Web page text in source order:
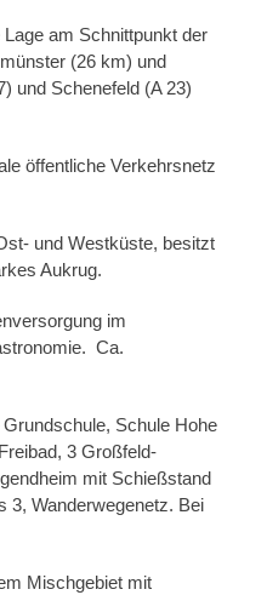
am Schnittpunkt der
(26 km) und
und Schenefeld (A 23)
öffentliche Verkehrsnetz
und Westküste, besitzt
Aukrug.
im
Ca.
Schule Hohe
3 Großfeld-
mit Schießstand
3, Wanderwegenetz. Bei
Mischgebiet mit